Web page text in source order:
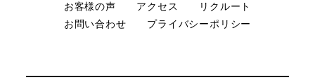
お客様の声 アクセス
リクルート
お問い合わせ
プライバシーポリシー